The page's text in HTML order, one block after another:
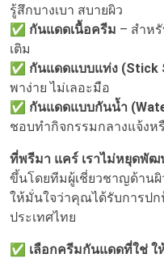
รู้สึกบางเบา สบายผิว
✅ กันแดดเนื้อครีม – สำห
เติม
✅ กันแดดแบบแท่ง (Stick
พาง่าย ไม่เลอะมือ
✅ กันแดดแบบกันน้ำ
ชอบทำกิจกรรมกลางแจ้งห
ที่พรีมา แคร์ เราไม่หยุดพัฒ
ขึ้นโดยทีมผู้เชี่ยวชาญด้าน
ให้มั่นใจว่าคุณได้รับการป
ประเทศไทย
✅ เลือกครีมกันแดดที่ใช่